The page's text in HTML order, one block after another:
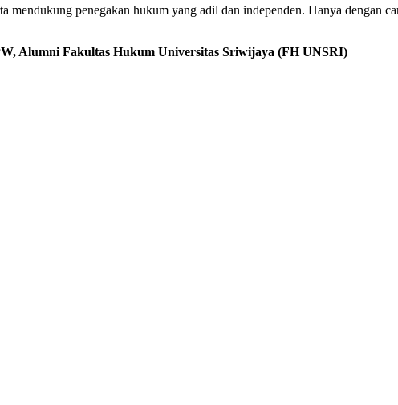
penegakan hukum yang adil dan independen. Hanya dengan
Alumni Fakultas Hukum Universitas Sriwijaya (FH UNSRI)